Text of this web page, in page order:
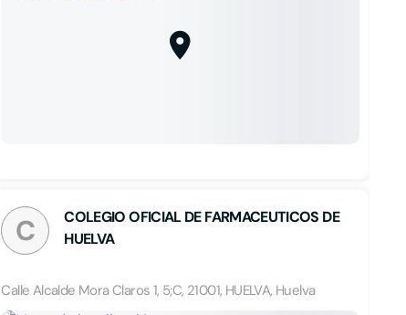
C
COLEGIO OFICIAL DE FARMACEUTICOS DE
HUELVA
Calle Alcalde Mora Claros 1, 5;C, 21001, HUELVA, Huelva